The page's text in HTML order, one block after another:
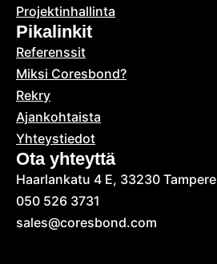
Projektinhallinta
Pikalinkit
Referenssit
Miksi Coresbond?
Rekry
Ajankohtaista
Yhteystiedot
Ota yhteyttä
Haarlankatu 4 E, 33230 Tampere
050 526 3731
sales@coresbond.com